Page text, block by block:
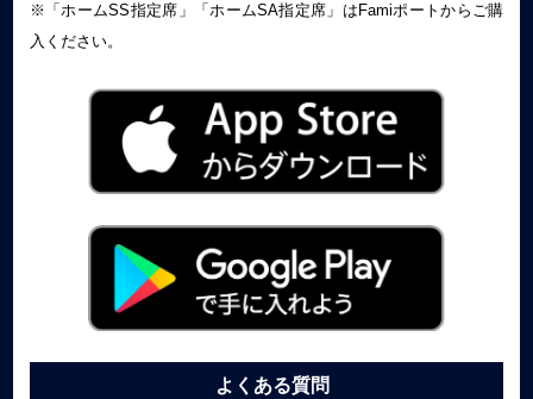
※「ホームSS指定席」「ホームSA指定席」はFamiポートからご購
入ください。
よくある質問